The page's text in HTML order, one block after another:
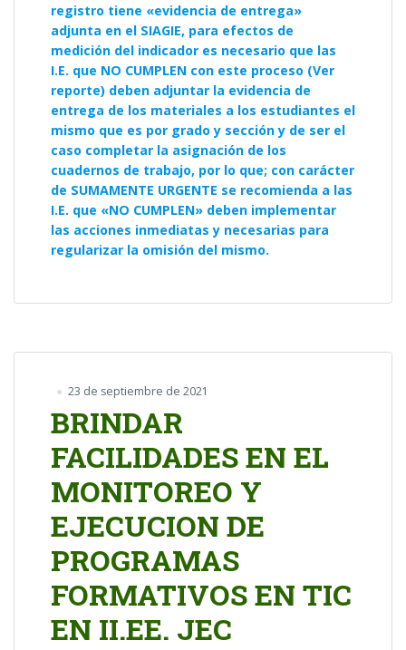
registro tiene «evidencia de entrega»
adjunta en el SIAGIE, para efectos de
medición del indicador es necesario que las
I.E. que NO CUMPLEN con este proceso (Ver
reporte) deben adjuntar la evidencia de
entrega de los materiales a los estudiantes el
mismo que es por grado y sección y de ser el
caso completar la asignación de los
cuadernos de trabajo, por lo que; con carácter
de SUMAMENTE URGENTE se recomienda a las
I.E. que «NO CUMPLEN» deben implementar
las acciones inmediatas y necesarias para
regularizar la omisión del mismo.
23 de septiembre de 2021
BRINDAR
FACILIDADES EN EL
MONITOREO Y
EJECUCION DE
PROGRAMAS
FORMATIVOS EN TIC
EN II.EE. JEC